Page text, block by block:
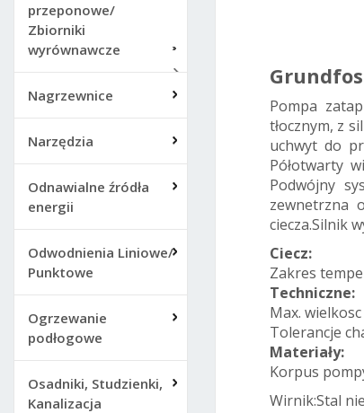
przeponowe/
Zbiorniki
wyrównawcze
Nagrzewnice
Narzędzia
Odnawialne źródła
energii
Odwodnienia Liniowe/
Punktowe
Ogrzewanie
podłogowe
Osadniki, Studzienki,
Kanalizacja
Pompa
tłocznym, z
uchwyt do
Półotwarty
Podwójny
zewnetrzna
ciecza.Silnik
Ciecz:
Zakres
Techniczne:
Max. wielkosc
Tolerancje
Materiały:
Korpus
Wirnik:Stal